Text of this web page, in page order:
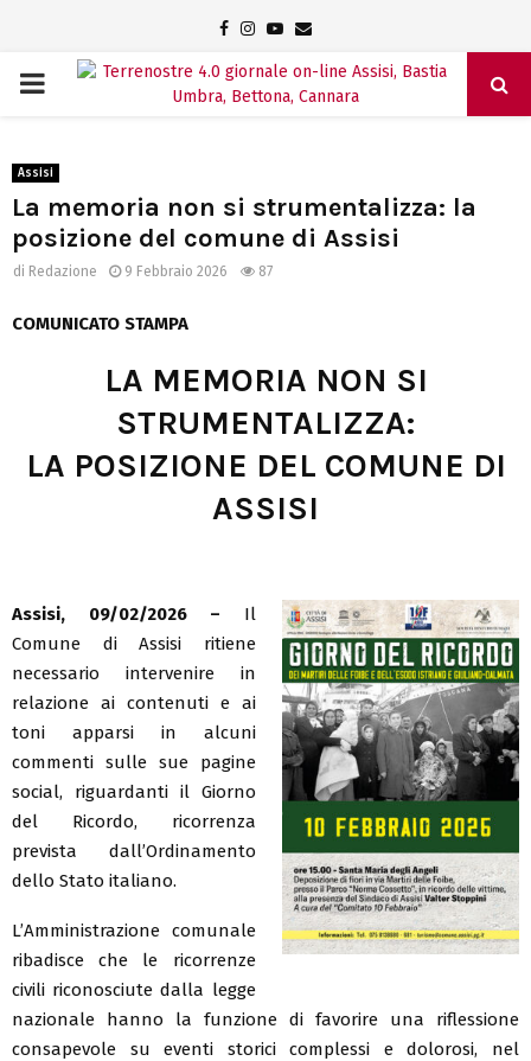
Facebook
Instagram
Youtube
Email
PRIMARY
Assisi
La memoria non si strumentalizza: la
posizione del comune di Assisi
di Redazione 9 Febbraio 2026 87
COMUNICATO STAMPA
LA MEMORIA NON SI
STRUMENTALIZZA:
LA POSIZIONE DEL COMUNE DI
ASSISI
Assisi, 09/02/2026 – Il
Comune di Assisi ritiene
necessario intervenire in
relazione ai contenuti e ai
toni apparsi in alcuni
commenti sulle sue pagine
social, riguardanti il Giorno
del Ricordo, ricorrenza
prevista dall’Ordinamento
dello Stato italiano.
L’Amministrazione comunale
ribadisce che le ricorrenze
civili riconosciute dalla legge
nazionale hanno la funzione di favorire una riflessione
consapevole su eventi storici complessi e dolorosi, nel